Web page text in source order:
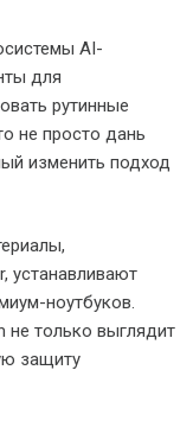
Ryzen AI 9 HX 370
как должен
Это устройство
и
возможности
в
задач – от